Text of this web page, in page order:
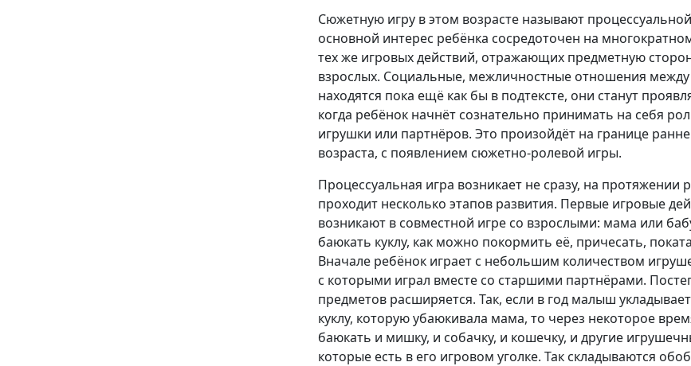
Сюжетную игру в этом возрасте называют
основной интерес ребёнка сосредоточен на
тех же игровых действий, отражающих предметную
взрослых. Социальные, межличностные отношения
находятся пока ещё как бы в подтексте, они станут
когда ребёнок начнёт сознательно принимать на себя
игрушки или партнёров. Это произойдёт на границе
возраста, с появлением сюжетно-ролевой игры.
Процессуальная игра возникает не сразу, на протяжении
проходит несколько этапов развития. Первые игровые
возникают в совместной игре со взрослыми: мама или
баюкать куклу, как можно покормить её, причесать,
Вначале ребёнок играет с небольшим количеством
с которыми играл вместе со старшими партнёрами.
предметов расширяется. Так, если в год малыш
куклу, которую убаюкивала мама, то через некоторое
баюкать и мишку, и собачку, и кошечку, и другие
которые есть в его игровом уголке. Так складываются